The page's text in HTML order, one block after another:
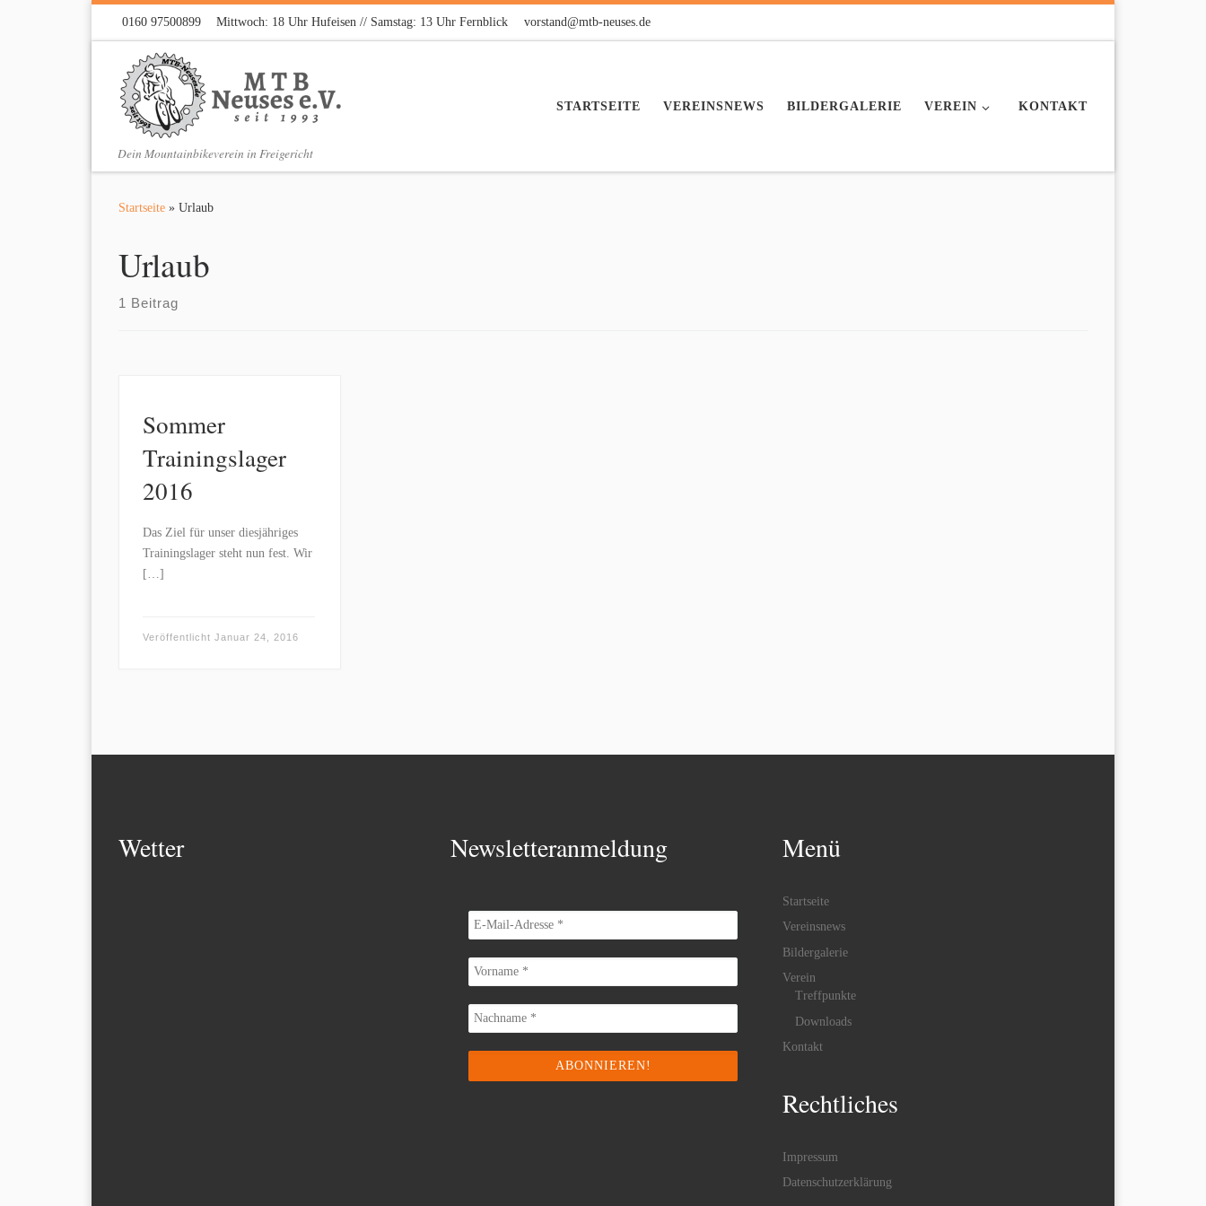
Zum Inhalt springen0160 97500899 Mittwoch: 18 Uhr Hufeisen // Samstag: 13 Uhr Fernblick vorstand@mtb-neuses.de
Dein Mountainbikeverein in Freigericht
STARTSEITE VEREINSNEWS BILDERGALERIE VEREIN KONTAKT
Startseite » Urlaub
Urlaub
1 Beitrag
Sommer
Trainingslager
2016
Das Ziel für unser diesjähriges
Trainingslager steht nun fest. Wir
[…]
VeröffentlichtJanuar 24, 2016
Wetter Newsletteranmeldung Menü
Startseite
Vereinsnews
Bildergalerie
Verein
Treffpunkte
Downloads
Kontakt
Rechtliches
Impressum
Datenschutzerklärung